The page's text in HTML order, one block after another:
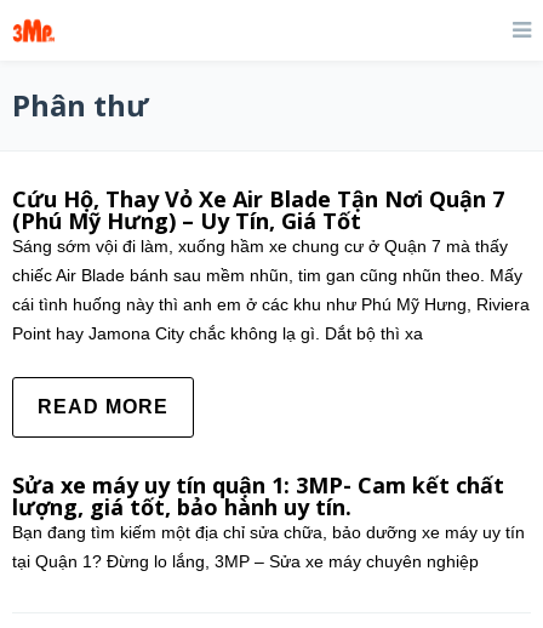
Phân thư
Cứu Hộ, Thay Vỏ Xe Air Blade Tận Nơi Quận 7
(Phú Mỹ Hưng) – Uy Tín, Giá Tốt
Sáng sớm vội đi làm, xuống hầm xe chung cư ở Quận 7 mà thấy
chiếc Air Blade bánh sau mềm nhũn, tim gan cũng nhũn theo. Mấy
cái tình huống này thì anh em ở các khu như Phú Mỹ Hưng, Riviera
Point hay Jamona City chắc không lạ gì. Dắt bộ thì xa
READ MORE
Sửa xe máy uy tín quận 1: 3MP- Cam kết chất
lượng, giá tốt, bảo hành uy tín.
Bạn đang tìm kiếm một địa chỉ sửa chữa, bảo dưỡng xe máy uy tín
tại Quận 1? Đừng lo lắng, 3MP – Sửa xe máy chuyên nghiệp